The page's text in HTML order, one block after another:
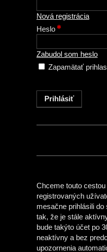
Nová registrácia
Heslo
Zabudol som heslo
Zapamätať
Chceme touto
registrovaných
mesačne prihlásili
tak, že je stále
bude takýto účet po
neaktívny a bez
upozornenia